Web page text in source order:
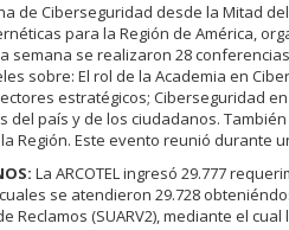
de Ciberseguridad desde la Mitad
para la Región de América,
semana se realizaron 28
sobre: El rol de la Academia en
estratégicos; Ciberseguridad
país y de los ciudadanos.
Región. Este evento reunió durante
La ARCOTEL ingresó 29.777
se atendieron 29.728
Reclamos (SUARV2), mediante el